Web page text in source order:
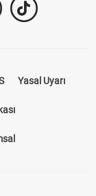
Yasal Uyarı